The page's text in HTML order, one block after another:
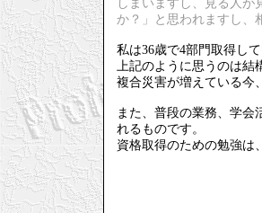
しまいますし、見る人
か？」と思われますし、
私は36歳で4部門取得し
上記のように思うのは結
複合災害が増えている今
また、普段の業務、学会
れるものです。
資格取得のための勉強は